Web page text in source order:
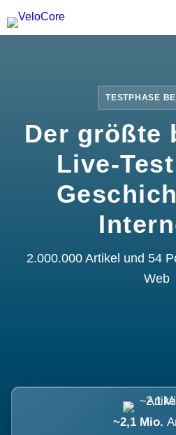
Partnerprogramm
TESTPHASE
Der größte
Live-
2.000.000 Artikel und 54
Web
~2,1 Mio.